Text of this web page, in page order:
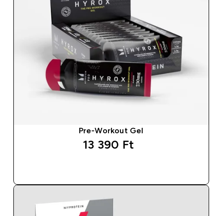
Pre-Workout Gel
13 390 Ft‎